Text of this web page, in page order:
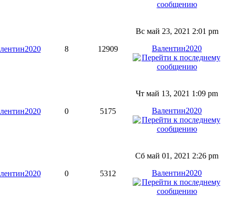
8 12909
Вс май 23, 2021 2:01 pm
Валентин2020
0 5175
Чт май 13, 2021 1:09 pm
Валентин2020
0 5312
Сб май 01, 2021 2:26 pm
Валентин2020